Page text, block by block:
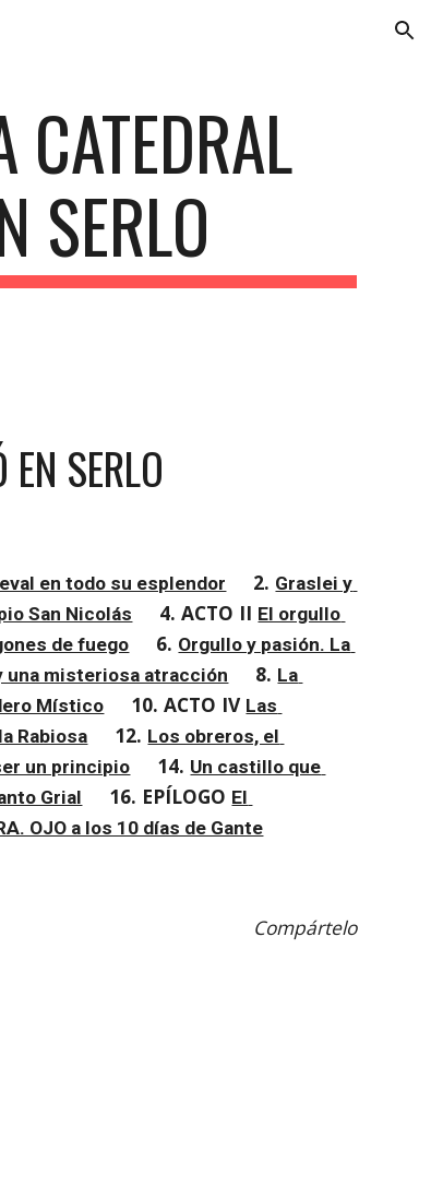
SERLO
SERLO
en todo su esplendor 2. Graslei y
San Nicolás 4. ACTO II El orgullo
de fuego 6. Orgullo y pasión. La
una misteriosa atracción 8. La
Místico 10. ACTO IV Las
Rabiosa 12. Los obreros, el
un principio 14. Un castillo que
Grial 16. EPÍLOGO El
OJO a los 10 días de Gante
Compártelo